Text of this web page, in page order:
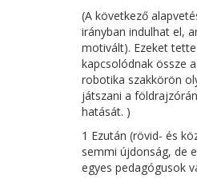
(A következő
irányban indulhat el,
motivált). Ezeket
kapcsolódnak össze
robotika szakkörön
játszani a
hatását. )
1 Ezután (rövid- és
semmi újdonság, de
egyes pedagógusok